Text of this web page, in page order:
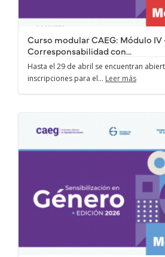
Curso modular CAEG: Módulo IV
Corresponsabilidad con...
Hasta el 29 de abril se encuentran
inscripciones para el... Leer más